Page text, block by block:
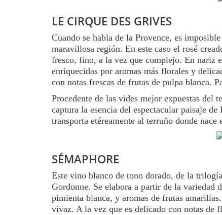
LE CIRQUE DES GRIVES
Cuando se habla de la Provence, es
maravillosa región. En este caso el rosé
fresco, fino, a la vez que complejo. En nariz
enriquecidas por aromas más florales y
con notas frescas de frutas de pulpa blanca.
Procedente de las vides mejor expuestas del
captura la esencia del espectacular paisaje
transporta etéreamente al terruño donde nace
SÉMAPHORE
Este vino blanco de tono dorado, de la
Gordonne. Se elabora a partir de la variedad
pimienta blanca, y aromas de frutas
vivaz. A la vez que es delicado con notas de